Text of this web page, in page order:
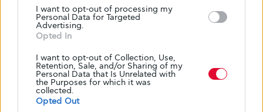
I want to opt-out of processing my
Personal Data for Targeted
Advertising.
Opted In
I want to opt-out of Collection, Use,
Retention, Sale, and/or Sharing of my
Personal Data that Is Unrelated with
the Purposes for which it was
collected.
Opted Out
δύναμη να κάνουν περισσότερα»
λέει η ίδια.
«Εμείς είμαστε εδώ να βοηθήσουμε όταν θα
Πηγή:Diabetes Self Management
diabetes glykouli